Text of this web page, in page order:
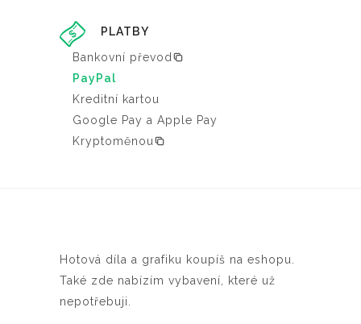
PLATBY
Bankovní převod
PayPal
Kreditní kartou
Google Pay a Apple Pay
Kryptoměnou
Hotová díla a grafiku koupíš na eshopu.
Také zde nabízím vybavení, které už
nepotřebuji.